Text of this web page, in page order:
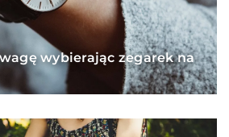
wybierając zegarek na